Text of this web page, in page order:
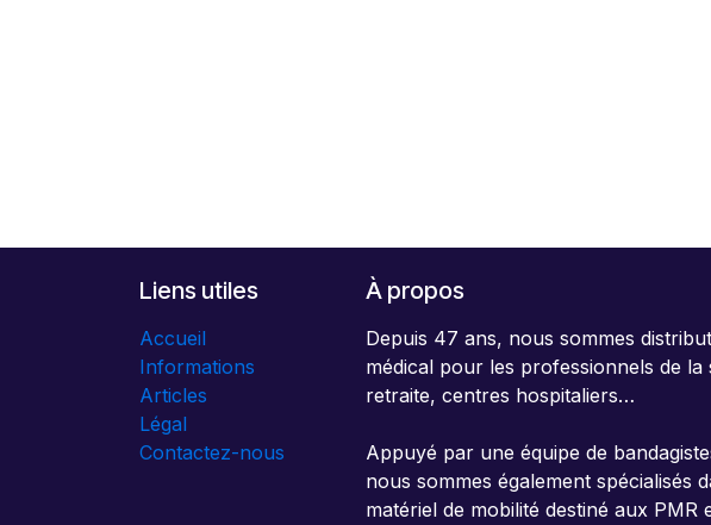
Liens utiles
Accueil
Informations
Articles
Légal
Contactez-nous
À propos
Depuis 47 ans, nous sommes
médical pour les professionnels de la
retraite, centres hospitaliers…
Appuyé par une équipe de
nous sommes également spécialisés
matériel de mobilité destiné aux PMR